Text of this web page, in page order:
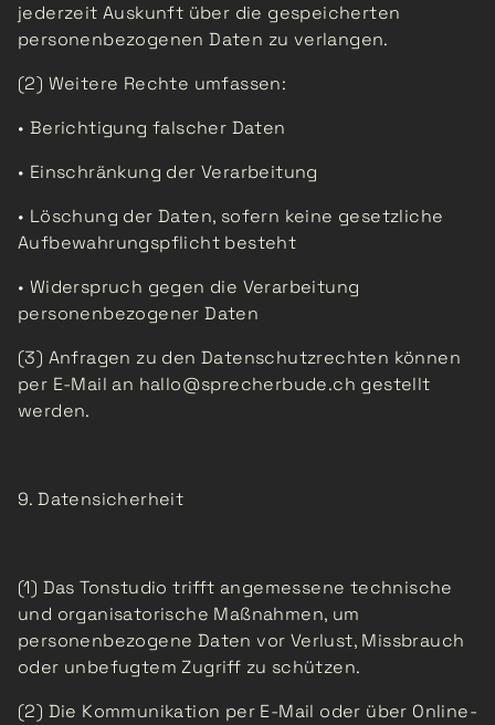
jederzeit Auskunft über die gespeicherten
personenbezogenen Daten zu verlangen.
(2) Weitere Rechte umfassen:
• Berichtigung falscher Daten
• Einschränkung der Verarbeitung
• Löschung der Daten, sofern keine gesetzliche
Aufbewahrungspflicht besteht
• Widerspruch gegen die Verarbeitung
personenbezogener Daten
(3) Anfragen zu den Datenschutzrechten können
per E-Mail an hallo@sprecherbude.ch gestellt
werden.
9. Datensicherheit
(1) Das Tonstudio trifft angemessene technische
und organisatorische Maßnahmen, um
personenbezogene Daten vor Verlust, Missbrauch
oder unbefugtem Zugriff zu schützen.
(2) Die Kommunikation per E-Mail oder über Online-